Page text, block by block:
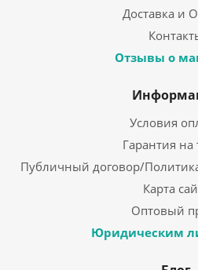
Доставка и
Отзывы о
Условия
Гарантия на
Публичный договор/
Карта
Оптовый
Юридическим